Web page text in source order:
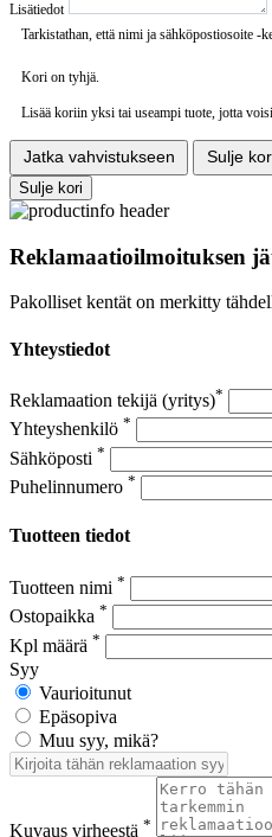
Lisätiedot
Tarkistathan, että nimi ja sähköpostiosoite -
Kori on tyhjä.
Lisää koriin yksi tai useampi tuote, jotta
Jatka vahvistukseen
Sulje
Sulje kori
Reklamaatioilmoituksen
Pakolliset kentät on merkitty
Yhteystiedot
Reklamaation tekijä (yritys)*
Yhteyshenkilö *
Sähköposti *
Puhelinnumero *
Tuotteen tiedot
Tuotteen nimi *
Ostopaikka *
Kpl määrä *
Syy
Vaurioitunut
Epäsopiva
Muu syy, mikä?
Kuvaus virheestä *